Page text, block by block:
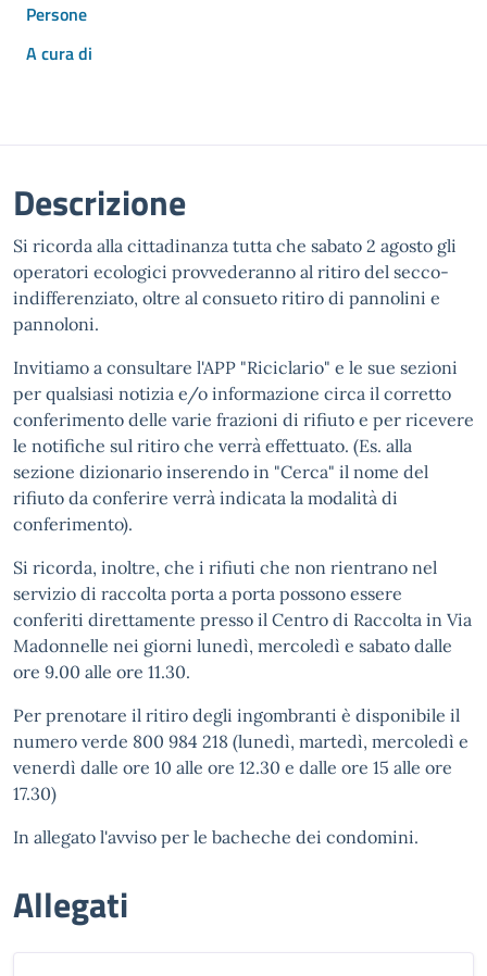
Persone
A cura di
Descrizione
Si ricorda alla cittadinanza tutta che sabato 2 agosto gli
operatori ecologici provvederanno al ritiro del secco-
indifferenziato, oltre al consueto ritiro di pannolini e
pannoloni.
Invitiamo a consultare l'APP "Riciclario" e le sue sezioni
per qualsiasi notizia e/o informazione circa il corretto
conferimento delle varie frazioni di rifiuto e per ricevere
le notifiche sul ritiro che verrà effettuato. (Es. alla
sezione dizionario inserendo in "Cerca" il nome del
rifiuto da conferire verrà indicata la modalità di
conferimento).
Si ricorda, inoltre, che i rifiuti che non rientrano nel
servizio di raccolta porta a porta possono essere
conferiti direttamente presso il Centro di Raccolta in Via
Madonnelle nei giorni lunedì, mercoledì e sabato dalle
ore 9.00 alle ore 11.30.
Per prenotare il ritiro degli ingombranti è disponibile il
numero verde 800 984 218 (lunedì, martedì, mercoledì e
venerdì dalle ore 10 alle ore 12.30 e dalle ore 15 alle ore
17.30)
In allegato l'avviso per le bacheche dei condomini.
Allegati